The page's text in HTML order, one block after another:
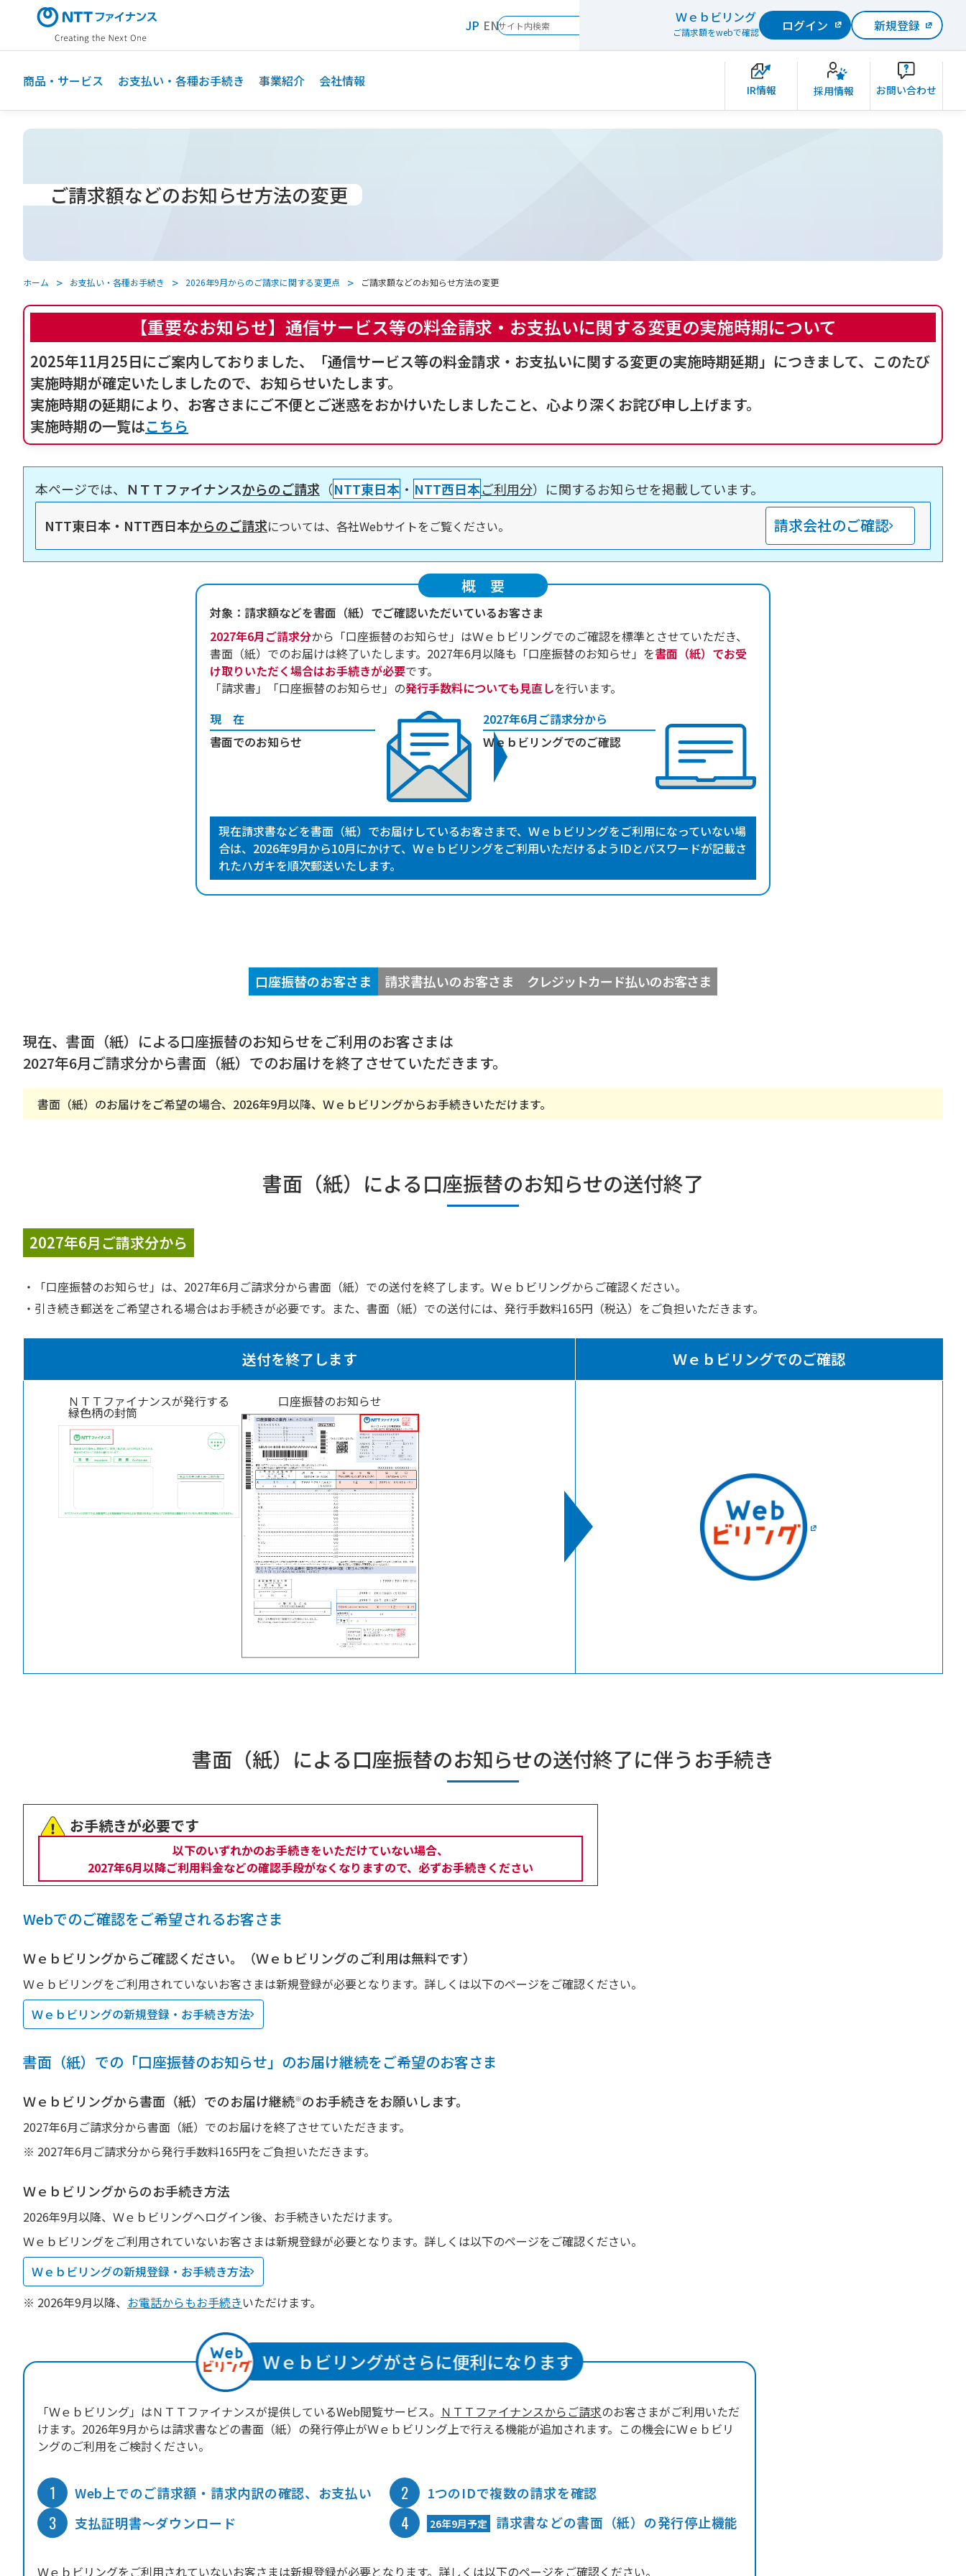
ン
JP EN Ｗｅｂビリング
ご請求額をwebで確認 ログイン 新規登録
商品・サービス お支払い・各種お手続き 事業紹介 会社情報
IR情報 採用情報 お問い合わせ
ご請求額などのお知らせ方法の変更
ホーム お支払い・各種お手続き 2026年9月からのご請求に関する変更点 ご請求額などのお知らせ方法の変更
【重要なお知らせ】 通信サービス等の料金請求・お支払いに関する変更の実施時期について
2025年11月25日にご案内しておりました、「通信サービス等の料金請求・お支払いに関する変更の実施時期延期」につきまして、このたび
実施時期が確定いたしましたので、お知らせいたします。
実施時期の延期により、お客さまにご不便とご迷惑をおかけいたしましたこと、心より深くお詫び申し上げます。
実施時期の一覧はこちら
本ページでは、 ＮＴＴファイナンスからのご請求 （NTT東日本 ・ NTT西日本ご利用分）に関するお知らせを掲載しています。
NTT東日本・NTT西日本からのご請求については、各社Webサイトをご覧ください。 請求会社のご確認
概要
対象：請求額などを書面（紙）でご確認いただいているお客さま
2027年6月ご請求分から「口座振替のお知らせ」はＷｅｂビリングでのご確認を標準とさせていただき、
書面（紙）でのお届けは終了いたします。2027年6月以降も「口座振替のお知らせ」を書面（紙）でお受
け取りいただく場合はお手続きが必要です。
「請求書」「口座振替のお知らせ」の発行手数料についても見直しを行います。
現在
書面でのお知らせ
2027年6月ご請求分から
Ｗｅｂビリングでのご確認
現在請求書などを書面（紙）でお届けしているお客さまで、Ｗｅｂビリングをご利用になっていない場
合は、2026年9月から10月にかけて、Ｗｅｂビリングをご利用いただけるようIDとパスワードが記載さ
れたハガキを順次郵送いたします。
口座振替のお客さま 請求書払いのお客さま クレジットカード払いのお客さま
現在、書面（紙）による口座振替のお知らせをご利用のお客さまは
2027年6月ご請求分から書面（紙）でのお届けを終了させていただきます。
書面（紙）のお届けをご希望の場合、2026年9月以降、Ｗｅｂビリングからお手続きいただけます。
書面（紙）による口座振替のお知らせの送付終了
2027年6月ご請求分から
「口座振替のお知らせ」は、2027年6月ご請求分から書面（紙）での送付を終了します。Ｗｅｂビリングからご確認ください。
引き続き郵送をご希望される場合はお手続きが必要です。また、書面（紙）での送付には、発行手数料165円（税込）をご負担いただきます。
送付を終了します Ｗｅｂビリングでのご確認
ＮＴＴファイナンスが発行する
緑色柄の封筒
口座振替のお知らせ
書面（紙）による口座振替のお知らせの送付終了に伴うお手続き
お手続きが必要です
以下のいずれかのお手続きをいただけていない場合、
2027年6月以降ご利用料金などの確認手段がなくなりますので、必ずお手続きください
Webでのご確認をご希望されるお客さま
Ｗｅｂビリングからご確認ください。（Ｗｅｂビリングのご利用は無料です）
Ｗｅｂビリングをご利用されていないお客さまは新規登録が必要となります。詳しくは以下のページをご確認ください。
Ｗｅｂビリングの新規登録・お手続き方法
書面（紙）での「口座振替のお知らせ」 のお届け継続をご希望のお客さま
Ｗｅｂビリングから書面（紙）でのお届け継続※のお手続きをお願いします。
2027年6月ご請求分から書面（紙）でのお届けを終了させていただきます。
※ 2027年6月ご請求分から発行手数料165円をご負担いただきます。
Ｗｅｂビリングからのお手続き方法
2026年9月以降、Ｗｅｂビリングへログイン後、お手続きいただけます。
Ｗｅｂビリングをご利用されていないお客さまは新規登録が必要となります。詳しくは以下のページをご確認ください。
Ｗｅｂビリングの新規登録・お手続き方法
※ 2026年9月以降、 お電話からもお手続きいただけます。
「Ｗｅｂビリング」はＮＴＴファイナンスが提供しているWeb閲覧サービス。 ＮＴＴファイナンスからご請求のお客さまがご利用いただ
けます。2026年9月からは請求書などの書面（紙）の発行停止がＷｅｂビリング上で行える機能が追加されます。この機会にＷｅｂビリ
ングのご利用をご検討ください。
1 Web上でのご請求額・請求内訳の確認、お支払い 2 1つのIDで複数の請求を確認
3 支払証明書～ダウンロード 4 26年9月予定 請求書などの書面（紙）の発行停止機能
Ｗｅｂビリングをご利用されていないお客さまは新規登録が必要となります。詳しくは以下のページをご確認ください。